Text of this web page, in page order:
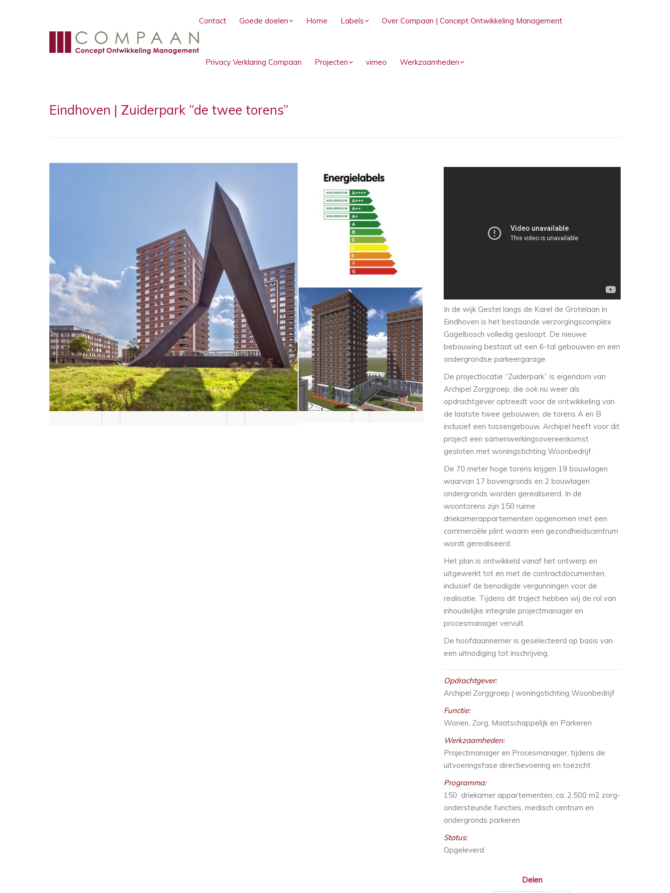
Contact Goede doelen Home Labels Over Compaan | Concept Ontwikkeling Management
Privacy Verklaring Compaan Projecten vimeo Werkzaamheden
Eindhoven | Zuiderpark “de twee torens”
In de wijk Gestel langs de Karel de Grotelaan in
Eindhoven is het bestaande verzorgingscomplex
Gagelbosch volledig gesloopt. De nieuwe
bebouwing bestaat uit een 6-tal gebouwen en een
ondergrondse parkeergarage.
De projectlocatie “Zuiderpark” is eigendom van
Archipel Zorggroep, die ook nu weer als
opdrachtgever optreedt voor de ontwikkeling van
de laatste twee gebouwen, de torens A en B
inclusief een tussengebouw. Archipel heeft voor dit
project een samenwerkingsovereenkomst
gesloten met woningstichting Woonbedrijf.
De 70 meter hoge torens krijgen 19 bouwlagen
waarvan 17 bovengronds en 2 bouwlagen
ondergronds worden gerealiseerd. In de
woontorens zijn 150 ruime
driekamerappartementen opgenomen met een
commerciële plint waarin een gezondheidscentrum
wordt gerealiseerd.
Het plan is ontwikkeld vanaf het ontwerp en
uitgewerkt tot en met de contractdocumenten,
inclusief de benodigde vergunningen voor de
realisatie. Tijdens dit traject hebben wij de rol van
inhoudelijke integrale projectmanager en
procesmanager vervult.
De hoofdaannemer is geselecteerd op basis van
een uitnodiging tot inschrijving.
Opdrachtgever:
Archipel Zorggroep | woningstichting Woonbedrijf
Functie:
Wonen, Zorg, Maatschappelijk en Parkeren
Werkzaamheden:
Projectmanager en Procesmanager, tijdens de
uitvoeringsfase directievoering en toezicht
Programma:
150 driekamer appartementen, ca. 2.500 m2 zorg-
ondersteunde functies, medisch centrum en
ondergronds parkeren
Status:
Opgeleverd
Delen